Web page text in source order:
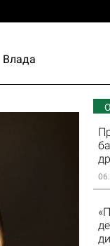
Влада